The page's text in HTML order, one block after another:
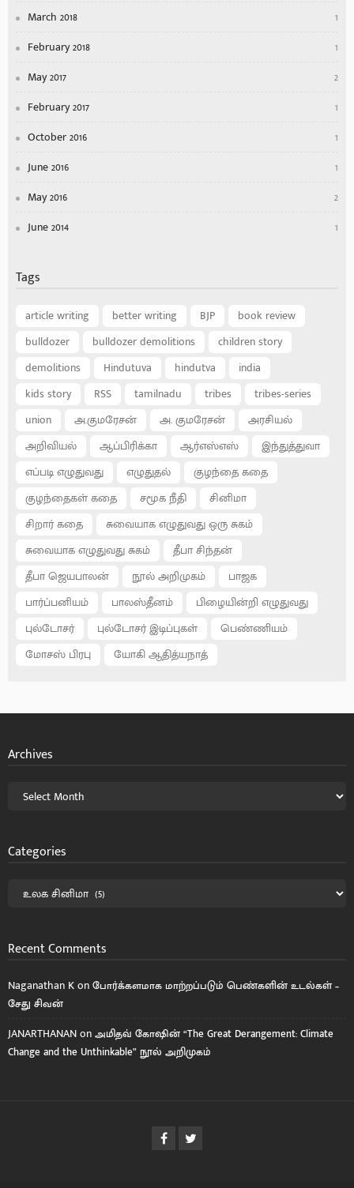
March 2018
1
February 2018
1
May 2017
2
February 2017
1
October 2016
1
June 2016
1
May 2016
2
June 2014
1
Tags
article writing better writing BJP
book review
bulldozer
bulldozer demolitions
children story
demolitions
Hindutuva hindutva
india
kids story
RSS tamilnadu tribes
tribes-series
union
அ.குமரேசன் அ. குமரேசன்
அரசியல்
அறிவியல்
ஆப்பிரிக்கா ஆர்எஸ்எஸ்
இந்துத்துவா
எப்படி எழுதுவது
எழுதுதல்
குழந்தை கதை
குழந்தைகள் கதை
சமூக நீதி
சினிமா
சிறார் கதை
சுவையாக எழுதுவது ஒரு சுகம்
சுவையாக எழுதுவது சுகம்
தீபா சிந்தன்
தீபா ஜெயபாலன்
நூல் அறிமுகம்
பாஜக
பார்ப்பனியம்
பாலஸ்தீனம்
பிழையின்றி எழுதுவது
புல்டோசர்
புல்டோசர் இடிப்புகள்
பெண்ணியம்
மோசஸ் பிரபு
யோகி ஆதித்யநாத்
Archives
Categories
Recent Comments
Naganathan Konபோர்க்களமாக மாற்றப்படும் பெண்களின் உடல்கள் –
சேது சிவன்
JANARTHANANonஅமிதவ் கோஷின் “The Great Derangement: Climate
Change and the Unthinkable” நூல் அறிமுகம்